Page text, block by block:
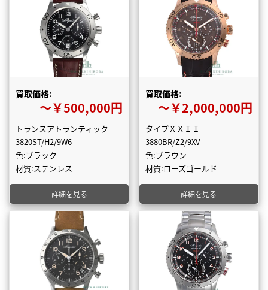
買取価格:
〜￥500,000円
トランスアトランティック
3820ST/H2/9W6
色:ブラック
材質:ステンレス
詳細を見る
買取価格:
〜￥2,000,000円
タイプＸＸＩＩ
3880BR/Z2/9XV
色:ブラウン
材質:ローズゴールド
詳細を見る